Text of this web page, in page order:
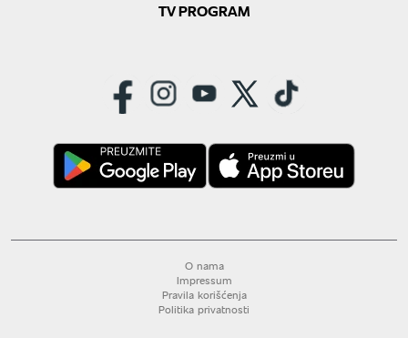
TV PROGRAM
O nama
Impressum
Pravila korišćenja
Politika privatnosti